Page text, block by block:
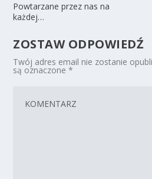
Powtarzane przez nas na
każdej…
ZOSTAW ODPOWIEDŹ
Twój adres email nie zostanie
są oznaczone*